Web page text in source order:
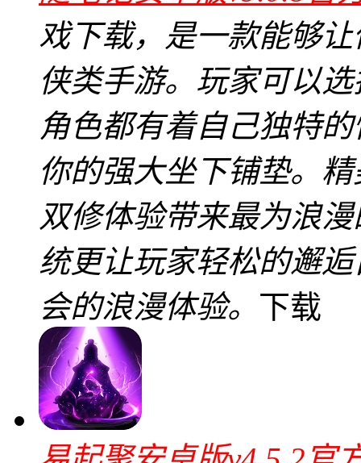
戏下载，是一款能够
侠类手游。玩家可以
角色都有着自己独特
你的强大坐下铺垫。
双修体验带来最为浪
统更让玩家轻松的邂
会的浪漫体验。 下载